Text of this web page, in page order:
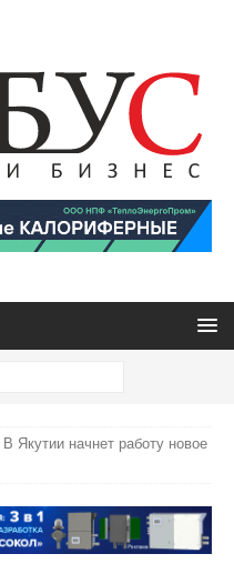
В Якутии начнет работу новое